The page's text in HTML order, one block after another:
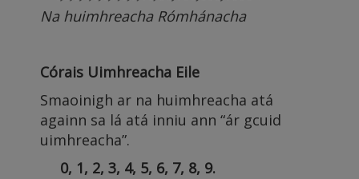
Na huimhreacha Rómhánacha
Córais Uimhreacha Eile
Smaoinigh ar na huimhreacha atá
againn sa lá atá inniu ann “ár gcuid
uimhreacha”.
0, 1, 2, 3, 4, 5, 6, 7, 8, 9.